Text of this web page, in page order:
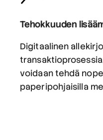
Tehokkuuden
Digitaalinen
voidaan tehdä
paperipohjaisilla